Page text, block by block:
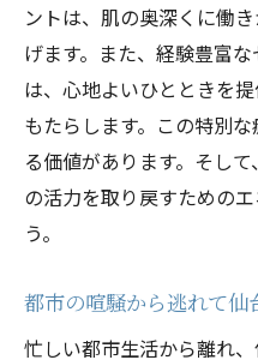
気仙沼市での体
心と体のリセッ
キャンペーンでしか
テ最新の技術で美し
キャンペーンを
る方法
ントは、肌の奥深くに働
げます。また、経験豊富
は、心地よいひとときを
もたらします。この特別
る価値があります。そし
の活力を取り戻すための
う。
都市の喧騒から逃れて
忙しい都市生活から離れ